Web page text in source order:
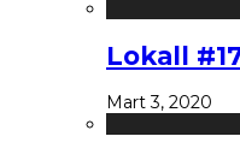
Lokall
Mart 3, 2020